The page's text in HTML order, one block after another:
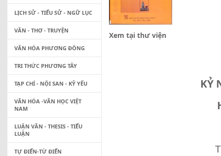
Xem tại thư viện
KỶ
LỊCH SỬ - TIỂU SỬ - NGỮ LỤC
VĂN - THƠ - TRUYỆN
VĂN HÓA PHƯƠNG ĐÔNG
TRI THỨC PHƯƠNG TÂY
TẠP CHÍ - NỘI SAN - KỶ YẾU
VĂN HÓA -VĂN HỌC VIỆT
NAM
LUẬN VĂN - THESIS - TIỂU
LUẬN
TỰ ĐIỂN-TỪ ĐIỂN